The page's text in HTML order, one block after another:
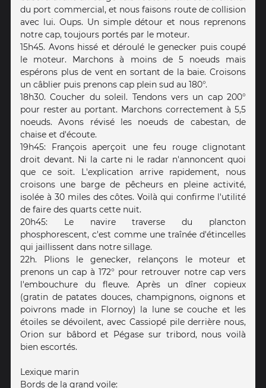
du port commercial, et nous faisons route de collision
avec lui. Oups. Un simple détour et nous reprenons
notre cap, toujours portés par le moteur.
15h45. Avons hissé et déroulé le genecker puis coupé
le moteur. Marchons à moins de 5 noeuds mais
espérons plus de vent en sortant de la baie. Croisons
un câblier puis prenons cap plein sud au 180°.
18h30. Coucher du soleil. Tendons vers un cap 200°
pour rester au portant. Marchons correctement à 5,5
noeuds. Avons révisé les noeuds de cabestan, de
chaise et d'écoute.
19h45: François aperçoit une feu rouge clignotant
droit devant. Ni la carte ni le radar n'annoncent quoi
que ce soit. L'explication arrive rapidement, nous
croisons une barge de pêcheurs en pleine activité,
isolée à 30 miles des côtes. Voilà qui confirme l'utilité
de faire des quarts cette nuit.
20h45: Le navire traverse du plancton
phosphorescent, c'est comme une traînée d'étincelles
qui jaillissent dans notre sillage.
22h. Plions le genecker, relançons le moteur et
prenons un cap à 172° pour retrouver notre cap vers
l'embouchure du fleuve. Après un dîner copieux
(gratin de patates douces, champignons, oignons et
poivrons made in Flornoy) la lune se couche et les
étoiles se dévoilent, avec Cassiopé pile derrière nous,
Orion sur bâbord et Pégase sur tribord, nous voilà
bien escortés.
Lexique marin
Bords de la grand voile: